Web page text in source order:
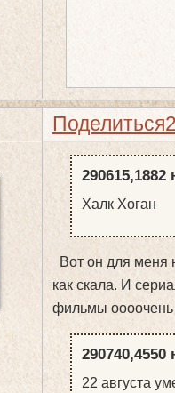
Поделиться
290615,1882
Халк Хоган
Вот он для меня
как скала. И
фильмы
290740,4550
22 августа